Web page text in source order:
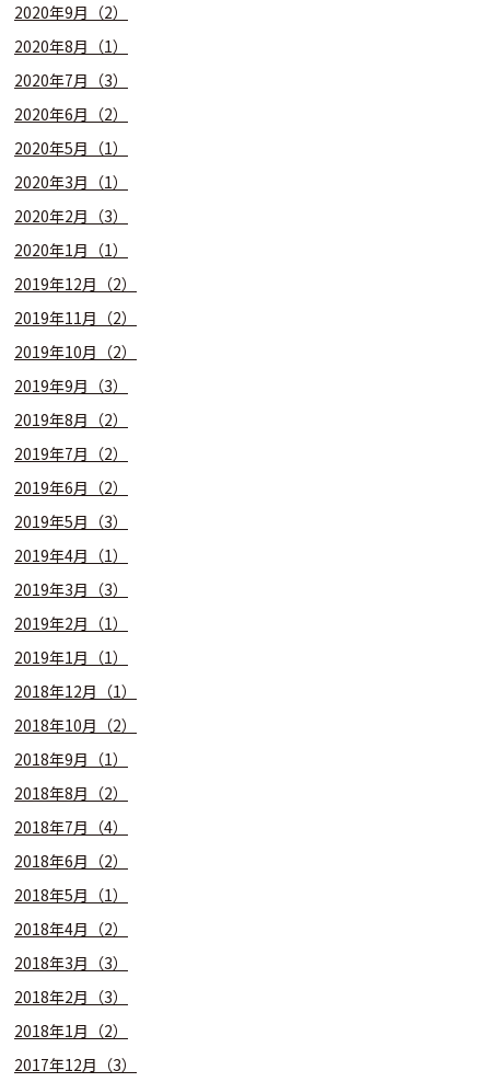
2020年9月（2）
2020年8月（1）
2020年7月（3）
2020年6月（2）
2020年5月（1）
2020年3月（1）
2020年2月（3）
2020年1月（1）
2019年12月（2）
2019年11月（2）
2019年10月（2）
2019年9月（3）
2019年8月（2）
2019年7月（2）
2019年6月（2）
2019年5月（3）
2019年4月（1）
2019年3月（3）
2019年2月（1）
2019年1月（1）
2018年12月（1）
2018年10月（2）
2018年9月（1）
2018年8月（2）
2018年7月（4）
2018年6月（2）
2018年5月（1）
2018年4月（2）
2018年3月（3）
2018年2月（3）
2018年1月（2）
2017年12月（3）